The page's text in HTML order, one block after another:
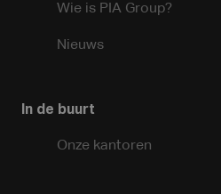
Wie is PIA Group?
Nieuws
In de buurt
Onze kantoren